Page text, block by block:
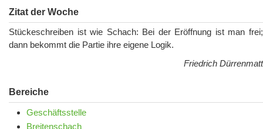
Zitat der Woche
Stückeschreiben ist wie Schach: Bei der Eröffnung ist man frei;
dann bekommt die Partie ihre eigene Logik.
Friedrich Dürrenmatt
Bereiche
Geschäftsstelle
Breitenschach